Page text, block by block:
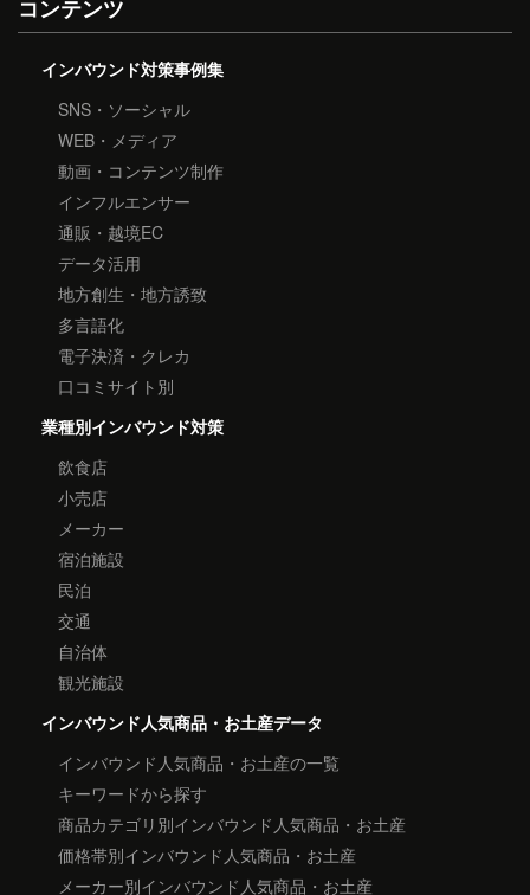
コンテンツ
インバウンド対策事例集
SNS・ソーシャル
WEB・メディア
動画・コンテンツ制作
インフルエンサー
通販・越境EC
データ活用
地方創生・地方誘致
多言語化
電子決済・クレカ
口コミサイト別
業種別インバウンド対策
飲食店
小売店
メーカー
宿泊施設
民泊
交通
自治体
観光施設
インバウンド人気商品・お土産データ
インバウンド人気商品・お土産の一覧
キーワードから探す
商品カテゴリ別インバウンド人気商品・お土産
価格帯別インバウンド人気商品・お土産
メーカー別インバウンド人気商品・お土産